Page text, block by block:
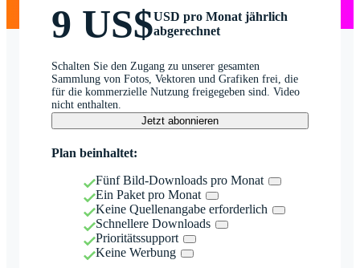
9 US$USD pro Monat jährlich
abgerechnet
Schalten Sie den Zugang zu unserer gesamten
Sammlung von Fotos, Vektoren und Grafiken frei, die
für die kommerzielle Nutzung freigegeben sind. Video
nicht enthalten.
Jetzt abonnieren
Plan beinhaltet:
Fünf Bild-Downloads pro Monat
Ein Paket pro Monat
Keine Quellenangabe erforderlich
Schnellere Downloads
Prioritätssupport
Keine Werbung